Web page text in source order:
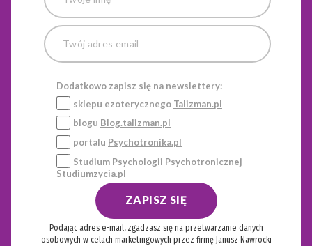
Dodatkowo zapisz się na newslettery:
sklepu ezoterycznego Talizman.pl
blogu Blog.talizman.pl
portalu Psychotronika.pl
Studium Psychologii Psychotronicznej
Studiumzycia.pl
ZAPISZ SIĘ
Podając adres e-mail, zgadzasz się na przetwarzanie danych
osobowych w celach marketingowych przez firmę Janusz Nawrocki